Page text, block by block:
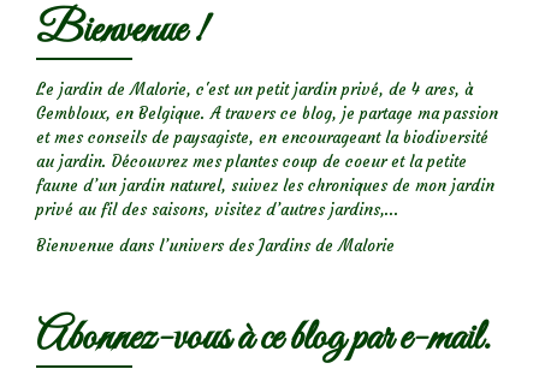
cochenille
farineuse!
Bienvenue !
Le jardin de Malorie, c'est un petit jardin privé, de 4 ares, à
Gembloux, en Belgique. A travers ce blog, je partage ma passion
et mes conseils de paysagiste, en encourageant la biodiversité
au jardin. Découvrez mes plantes coup de coeur et la petite
faune d’un jardin naturel, suivez les chroniques de mon jardin
privé au fil des saisons, visitez d’autres jardins,...
Bienvenue dans l’univers des Jardins de Malorie
Abonnez-vous à ce blog par e-mail.